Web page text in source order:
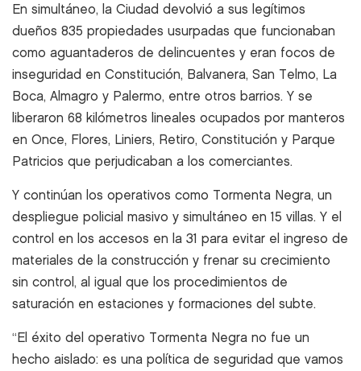
En simultáneo, la Ciudad devolvió a sus legítimos
dueños 835 propiedades usurpadas que funcionaban
como aguantaderos de delincuentes y eran focos de
inseguridad en Constitución, Balvanera, San Telmo, La
Boca, Almagro y Palermo, entre otros barrios. Y se
liberaron 68 kilómetros lineales ocupados por manteros
en Once, Flores, Liniers, Retiro, Constitución y Parque
Patricios que perjudicaban a los comerciantes.
Y continúan los operativos como Tormenta Negra, un
despliegue policial masivo y simultáneo en 15 villas. Y el
control en los accesos en la 31 para evitar el ingreso de
materiales de la construcción y frenar su crecimiento
sin control, al igual que los procedimientos de
saturación en estaciones y formaciones del subte.
“El éxito del operativo Tormenta Negra no fue un
hecho aislado: es una política de seguridad que vamos